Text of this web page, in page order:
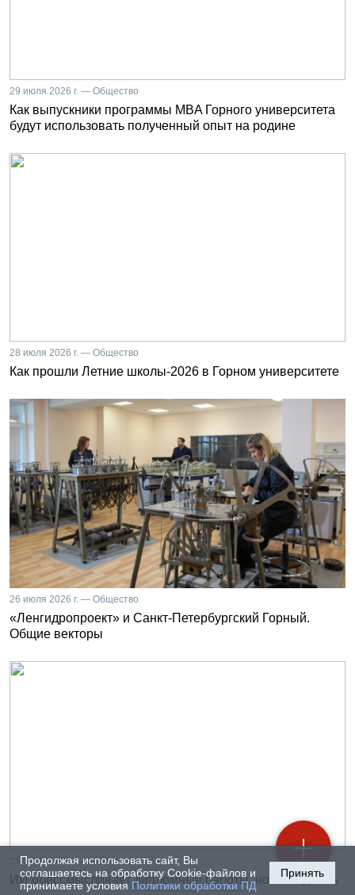
Продолжая использовать сайт, Вы
соглашаетесь на обработку Cookie-файлов и
принимаете условия Политики обработки ПД
Принять
29 июля 2026 г. — Общество
Как выпускники программы MBA Горного университета
будут использовать полученный опыт на родине
28 июля 2026 г. — Общество
Как прошли Летние школы-2026 в Горном университете
26 июля 2026 г. — Общество
«Ленгидропроект» и Санкт-Петербургский Горный.
Общие векторы
25 июля 2026 г. — Общество
ИИ обессмысливает дипломные работы, но выход есть